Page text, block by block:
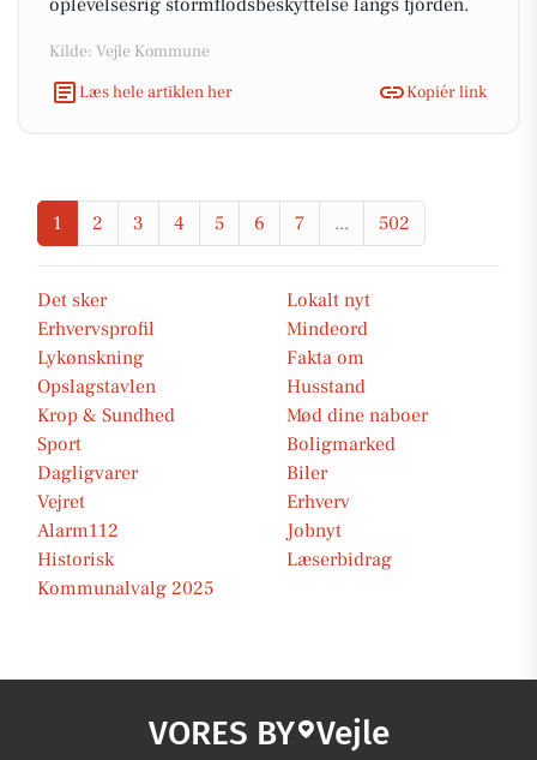
oplevelsesrig stormflodsbeskyttelse langs fjorden.
Kilde: Vejle Kommune
Læs hele artiklen her
Kopiér link
1 2 3 4 5 6 7 ... 502
Det sker
Lokalt nyt
Erhvervsprofil
Mindeord
Lykønskning
Fakta om
Opslagstavlen
Husstand
Krop & Sundhed
Mød dine naboer
Sport
Boligmarked
Dagligvarer
Biler
Vejret
Erhverv
Alarm112
Jobnyt
Historisk
Læserbidrag
Kommunalvalg 2025
VORES BY Vejle